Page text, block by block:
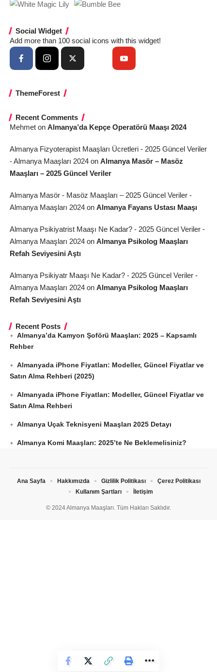
Social Widget
Add more than 100 social icons with this widget!
ThemeForest
Recent Comments
Mehmet on Almanya’da Kepçe Operatörü Maaşı 2024
Almanya Fizyoterapist Maaşları Ücretleri - 2025 Güncel Veriler
- Almanya Maaşları 2024 on Almanya Masör – Masöz
Maaşları – 2025 Güncel Veriler
Almanya Masör - Masöz Maaşları – 2025 Güncel Veriler -
Almanya Maaşları 2024 on Almanya Fayans Ustası Maaşı
Almanya Psikiyatrist Maaşı Ne Kadar? - 2025 Güncel Veriler -
Almanya Maaşları 2024 on Almanya Psikolog Maaşları
Refah Seviyesini Aştı
Almanya Psikiyatr Maaşı Ne Kadar? - 2025 Güncel Veriler -
Almanya Maaşları 2024 on Almanya Psikolog Maaşları
Refah Seviyesini Aştı
Recent Posts
Almanya’da Kamyon Şoförü Maaşları: 2025 – Kapsamlı
Rehber
Almanyada iPhone Fiyatları: Modeller, Güncel Fiyatlar ve
Satın Alma Rehberi (2025)
Almanyada iPhone Fiyatları: Modeller, Güncel Fiyatlar ve
Satın Alma Rehberi
Almanya Uçak Teknisyeni Maaşları 2025 Detayı
Almanya Komi Maaşları: 2025’te Ne Beklemelisiniz?
© 2024 Almanya Maaşları. Tüm Hakları Saklıdır.
Ana Sayfa Hakkımızda Gizlilik Politikası
Çerez Politikası
Kullanım Şartları
İletişim